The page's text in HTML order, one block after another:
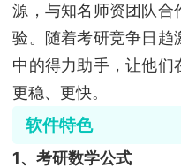
源，与知名师资团队合
验。随着考研竞争日趋
中的得力助手，让他们
更稳、更快。
软件特色
1、考研数学公式